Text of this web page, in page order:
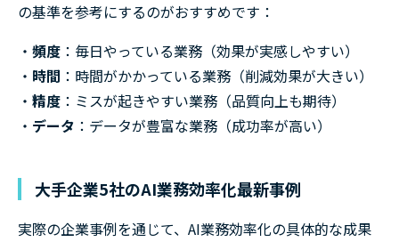
の基準を参考にするのがおすすめです：
頻度 ：毎日やっている業務（効果が実感しやすい）
時間 ：時間がかかっている業務（削減効果が大きい）
精度 ：ミスが起きやすい業務（品質向上も期待）
データ ：データが豊富な業務（成功率が高い）
大手企業5社のAI業務効率化最新事例
実際の企業事例を通じて、AI業務効率化の具体的な成果